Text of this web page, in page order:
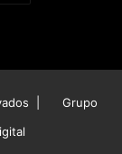
|
Grupo